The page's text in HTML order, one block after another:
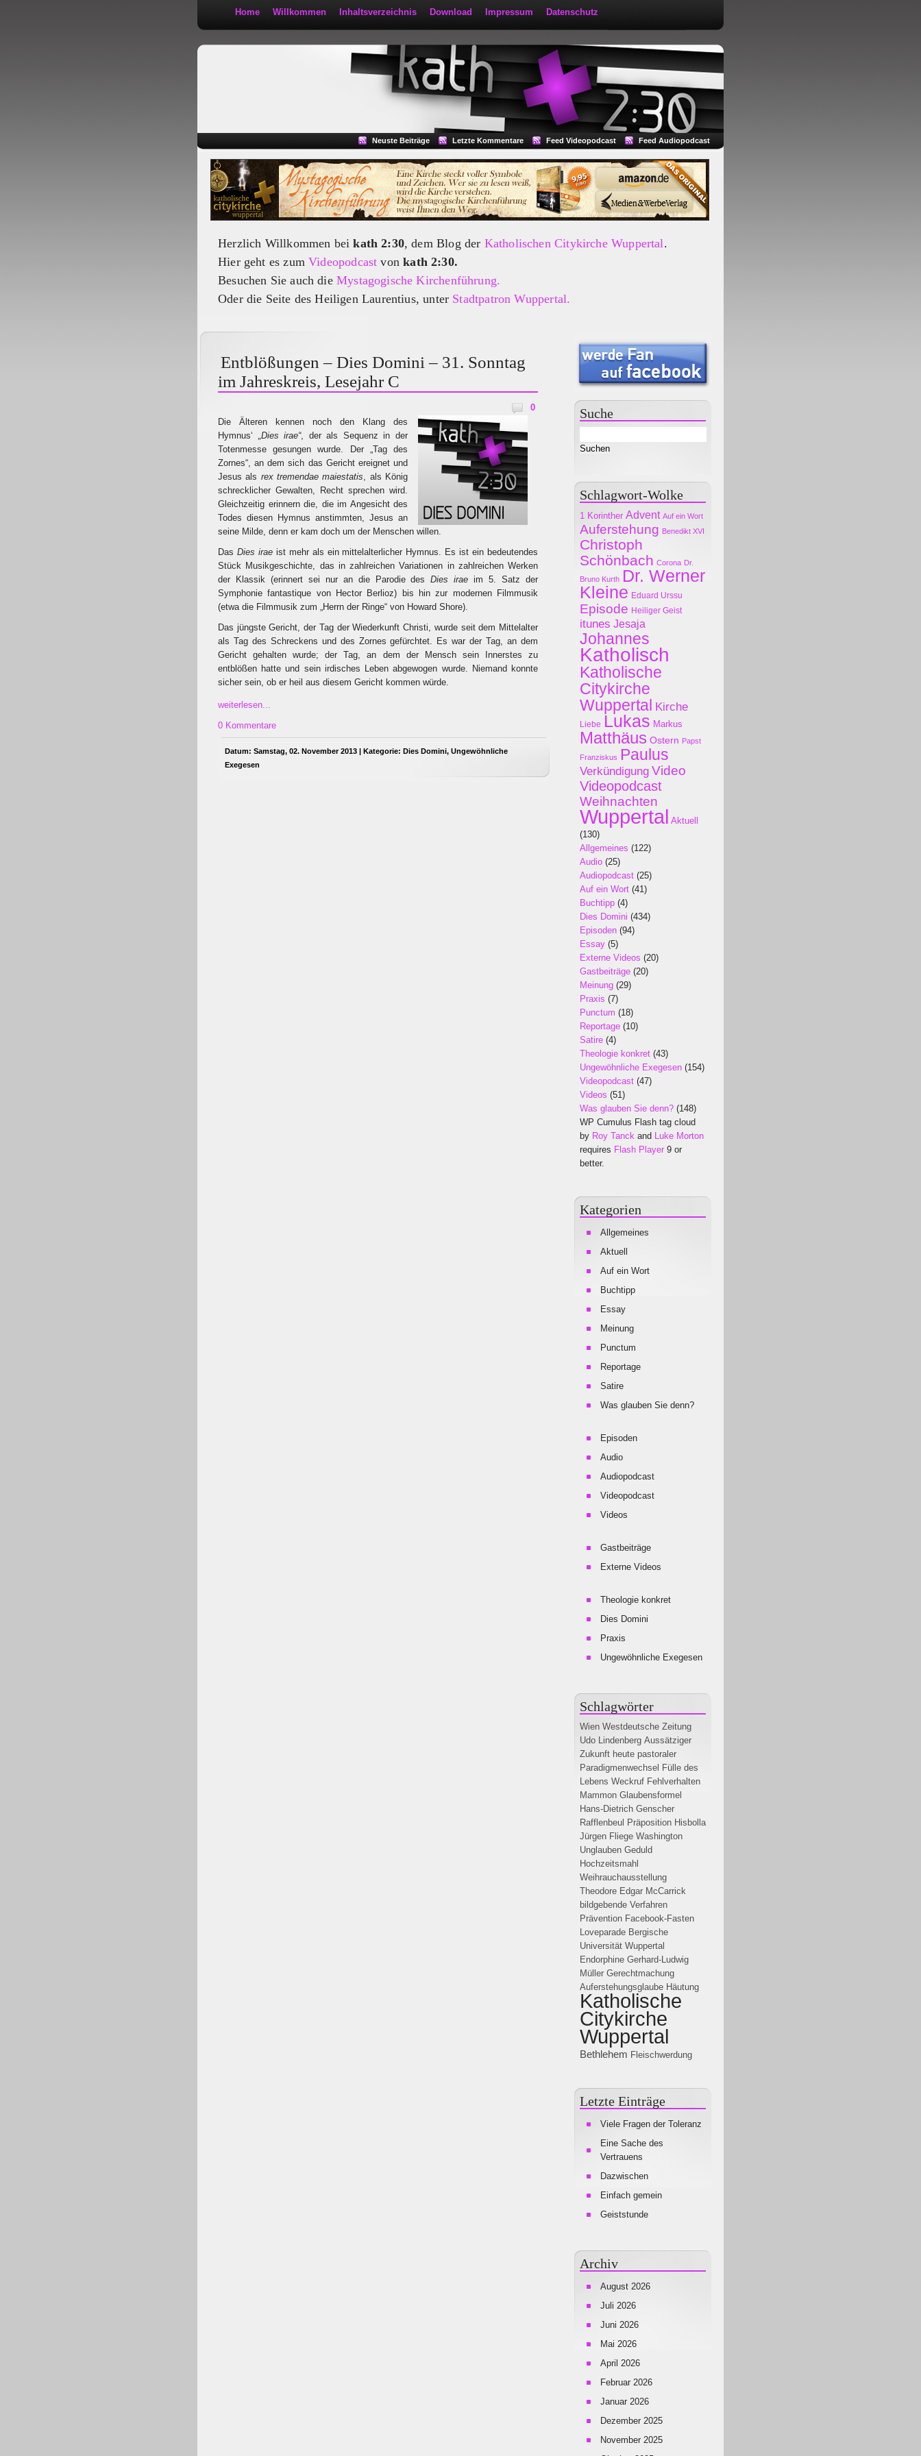
Home Willkommen Inhaltsverzeichnis Download Impressum Datenschutz
Neuste Beiträge Letzte Kommentare Feed Videopodcast Feed Audiopodcast
Herzlich Willkommen beikath 2:30, dem Blog der Katholischen Citykirche Wuppertal.
Hier geht es zumVideopodcast vonkath 2:30.
Besuchen Sie auch die Mystagogische Kirchenführung.
Oder die Seite des Heiligen Laurentius, unter Stadtpatron Wuppertal.
Entblößungen – Dies Domini – 31. Sonntag
im Jahreskreis, Lesejahr C
0
Die Älteren kennen noch den Klang des
Hymnus‘ „Dies irae“, der als Sequenz in der
Totenmesse gesungen wurde. Der „Tag des
Zornes“, an dem sich das Gericht ereignet und
Jesus als rex tremendae maiestatis, als König
schrecklicher Gewalten, Recht sprechen wird.
Gleichzeitig erinnern die, die im Angesicht des
Todes diesen Hymnus anstimmten, Jesus an
seine Milde, denn er kam doch um der Menschen willen.
Das Dies iraeist mehr als ein mittelalterlicher Hymnus. Es ist ein bedeutendes
Stück Musikgeschichte, das in zahlreichen Variationen in zahlreichen Werken
der Klassik (erinnert sei nur an die Parodie desDies irae im 5. Satz der
Symphonie fantastique von Hector Berlioz) bis hin zur modernen Filmmusik
(etwa die Filmmusik zum „Herrn der Ringe“ von Howard Shore).
Das jüngste Gericht, der Tag der Wiederkunft Christi, wurde seit dem Mittelalter
als Tag des Schreckens und des Zornes gefürchtet. Es war der Tag, an dem
Gericht gehalten wurde; der Tag, an dem der Mensch sein Innerstes zu
entblößen hatte und sein irdisches Leben abgewogen wurde. Niemand konnte
sicher sein, ob er heil aus diesem Gericht kommen würde.
weiterlesen...
0 Kommentare
Datum: Samstag, 02. November 2013 | Kategorie: Dies Domini, Ungewöhnliche
Exegesen
Suche
Schlagwort-Wolke
1 Korinther Advent Auf ein Wort
Auferstehung Benedikt XVI
Christoph
Schönbach Corona Dr.
Bruno Kurth Dr. Werner
Kleine Eduard Urssu
Episode Heiliger Geist
itunes Jesaja
Johannes
Katholisch
Katholische
Citykirche
Wuppertal Kirche
Liebe Lukas Markus
Matthäus Ostern Papst
Franziskus Paulus
Verkündigung Video
Videopodcast
Weihnachten
Wuppertal Aktuell
(130)
Allgemeines (122)
Audio (25)
Audiopodcast (25)
Auf ein Wort (41)
Buchtipp (4)
Dies Domini (434)
Episoden (94)
Essay (5)
Externe Videos (20)
Gastbeiträge (20)
Meinung (29)
Praxis (7)
Punctum (18)
Reportage (10)
Satire (4)
Theologie konkret (43)
Ungewöhnliche Exegesen (154)
Videopodcast (47)
Videos (51)
Was glauben Sie denn? (148)
WP Cumulus Flash tag cloud
by Roy Tanck and Luke Morton
requires Flash Player 9 or
better.
Kategorien
Allgemeines
Aktuell
Auf ein Wort
Buchtipp
Essay
Meinung
Punctum
Reportage
Satire
Was glauben Sie denn?
Episoden
Audio
Audiopodcast
Videopodcast
Videos
Gastbeiträge
Externe Videos
Theologie konkret
Dies Domini
Praxis
Ungewöhnliche Exegesen
Schlagwörter
Wien Westdeutsche Zeitung
Udo Lindenberg Aussätziger
Zukunft heute pastoraler
Paradigmenwechsel Fülle des
Lebens Weckruf Fehlverhalten
Mammon Glaubensformel
Hans-Dietrich Genscher
Rafflenbeul Präposition Hisbolla
Jürgen Fliege Washington
Unglauben Geduld
Hochzeitsmahl
Weihrauchausstellung
Theodore Edgar McCarrick
bildgebende Verfahren
Prävention Facebook-Fasten
Loveparade Bergische
Universität Wuppertal
Endorphine Gerhard-Ludwig
Müller Gerechtmachung
Auferstehungsglaube Häutung
Katholische
Citykirche
Wuppertal
Bethlehem Fleischwerdung
Letzte Einträge
Viele Fragen der Toleranz
Eine Sache des
Vertrauens
Dazwischen
Einfach gemein
Geiststunde
Archiv
August 2026
Juli 2026
Juni 2026
Mai 2026
April 2026
Februar 2026
Januar 2026
Dezember 2025
November 2025